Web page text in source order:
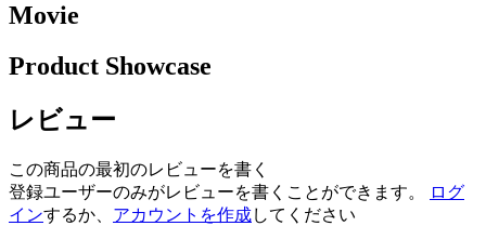
Movie
Product Showcase
レビュー
この商品の最初のレビューを書く
登録ユーザーのみがレビューを書くことができます。
ログ
インするか、 アカウントを作成してください